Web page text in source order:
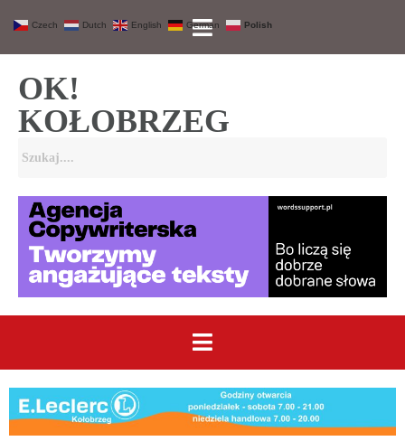
OK!
KOŁOBRZEG
Czech Dutch English German Polish